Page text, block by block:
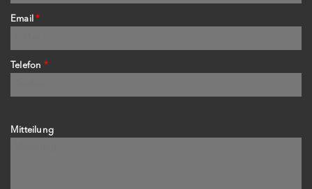
Email*
Telefon *
Mitteilung